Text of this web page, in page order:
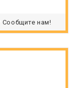
Сообщите нам!